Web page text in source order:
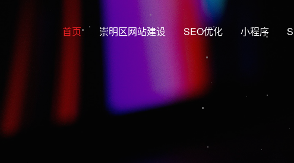
首页 崇明区网站建设 SEO优化 小程序